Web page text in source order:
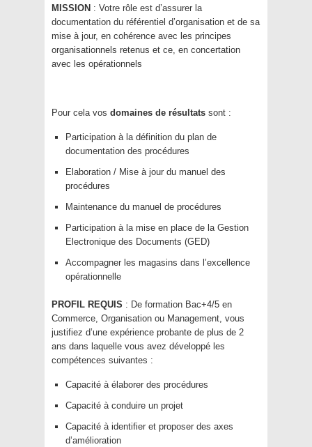
MISSION : Votre rôle est d’assurer la
documentation du référentiel d’organisation et de sa
mise à jour, en cohérence avec les principes
organisationnels retenus et ce, en concertation
avec les opérationnels
Pour cela vos domaines de résultats sont :
Participation à la définition du plan de
documentation des procédures
Elaboration / Mise à jour du manuel des
procédures
Maintenance du manuel de procédures
Participation à la mise en place de la Gestion
Electronique des Documents (GED)
Accompagner les magasins dans l’excellence
opérationnelle
PROFIL REQUIS : De formation Bac+4/5 en
Commerce, Organisation ou Management, vous
justifiez d’une expérience probante de plus de 2
ans dans laquelle vous avez développé les
compétences suivantes :
Capacité à élaborer des procédures
Capacité à conduire un projet
Capacité à identifier et proposer des axes
d’amélioration